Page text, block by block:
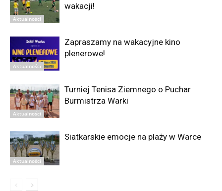
Aktualności
wakacji!
Aktualności
Zapraszamy na wakacyjne kino
plenerowe!
Aktualności
Turniej Tenisa Ziemnego o Puchar
Burmistrza Warki
Aktualności
Siatkarskie emocje na plaży w Warce